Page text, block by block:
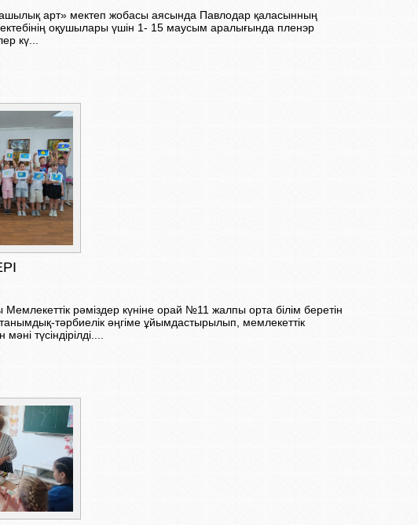
арт» мектеп жобасы аясында Павлодар қаласынның
оқушылары үшін 1- 15 маусым аралығында пленэр
кү...
Мемлекеттік рәміздер күніне орай №11 жалпы орта білім беретін
тәрбиелік әңгіме ұйымдастырылып, мемлекеттік
түсіндірілді....